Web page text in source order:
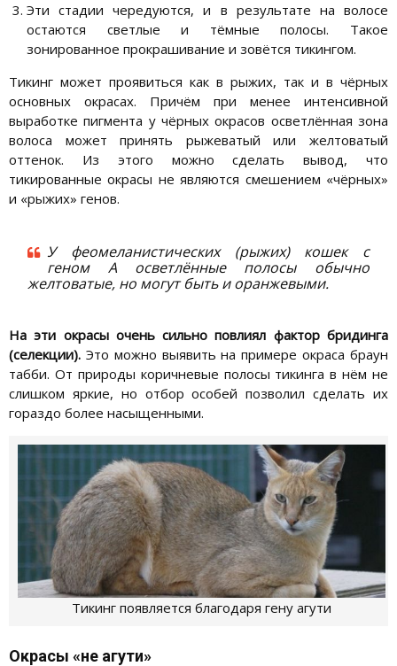
Эти стадии чередуются, и в результате на волосе
остаются светлые и тёмные полосы. Такое
зонированное прокрашивание и зовётся тикингом.
Тикинг может проявиться как в рыжих, так и в чёрных
основных окрасах. Причём при менее интенсивной
выработке пигмента у чёрных окрасов осветлённая зона
волоса может принять рыжеватый или желтоватый
оттенок. Из этого можно сделать вывод, что
тикированные окрасы не являются смешением «чёрных»
и «рыжих» генов.
У феомеланистических (рыжих) кошек с
геном А осветлённые полосы обычно
желтоватые, но могут быть и оранжевыми.
На эти окрасы очень сильно повлиял фактор бридинга
(селекции). Это можно выявить на примере окраса браун
табби. От природы коричневые полосы тикинга в нём не
слишком яркие, но отбор особей позволил сделать их
гораздо более насыщенными.
Тикинг появляется благодаря гену агути
Окрасы «не агути»